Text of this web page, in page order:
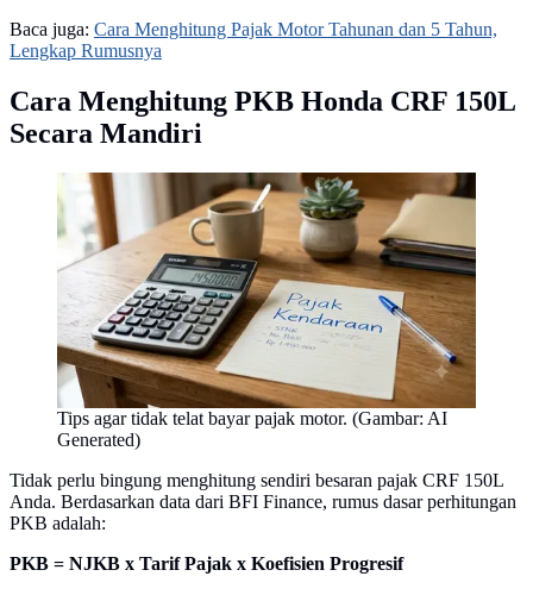
Baca juga: Cara Menghitung Pajak Motor Tahunan dan 5 Tahun,
Lengkap Rumusnya
Cara Menghitung PKB Honda CRF 150L
Secara Mandiri
Tips agar tidak telat bayar pajak motor. (Gambar: AI
Generated)
Tidak perlu bingung menghitung sendiri besaran pajak CRF 150L
Anda. Berdasarkan data dari BFI Finance, rumus dasar perhitungan
PKB adalah:
PKB = NJKB x Tarif Pajak x Koefisien Progresif